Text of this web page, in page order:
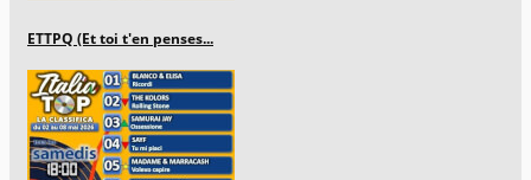
ETTPQ (Et toi t'en penses...